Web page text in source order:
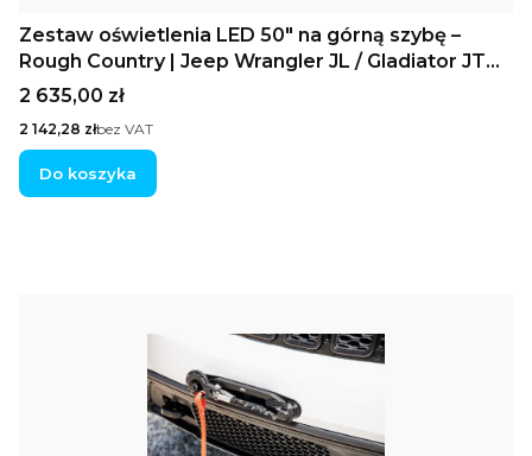
Zestaw oświetlenia LED 50" na górną szybę –
Rough Country | Jeep Wrangler JL / Gladiator JT
(2018–2025)
Cena
2 635,00 zł
Cena
2 142,28 złbez VAT
Do koszyka